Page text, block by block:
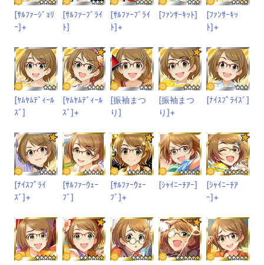
[ｻﾙﾌｧｰｼﾞｮﾘ
ｰ]+
[ｻﾙﾌｧｰﾌﾞﾗｲ
ﾄ]
[ｻﾙﾌｧｰﾌﾞﾗｲ
ﾄ]+
[ﾌｧﾝｻｰｷｯﾄ]
[ﾌｧﾝｻｰｷｯ
ﾄ]+
[ﾔﾑﾔﾑﾃﾞｨｰﾙ
ｽﾞ]
[ﾔﾑﾔﾑﾃﾞｨｰﾙ
ｽﾞ]+
[振袖まつ
り]
[振袖まつ
り]+
[ﾅｲｽﾌﾟﾗｲｽﾞ]
[ﾅｲｽﾌﾟﾗｲ
ｽﾞ]+
[ｻﾙﾌｧｰｳｪｰ
ﾌﾞ]
[ｻﾙﾌｧｰｳｪｰ
ﾌﾞ]+
[ｼｬｲﾆｰﾁｱｰ]
[ｼｬｲﾆｰﾁｱ
ｰ]+